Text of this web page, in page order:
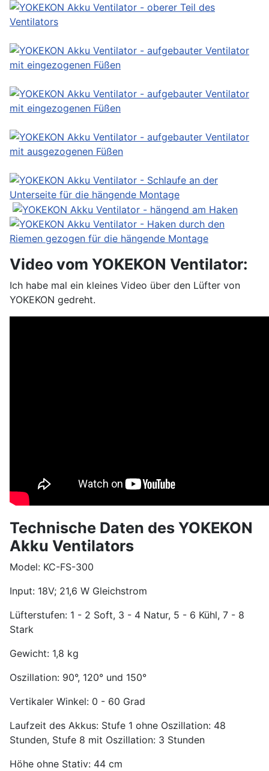
Video vom YOKEKON Ventilator:
Ich habe mal ein kleines Video über den Lüfter von
YOKEKON gedreht.
Technische Daten des YOKEKON
Akku Ventilators
Model: KC-FS-300
Input: 18V; 21,6 W Gleichstrom
Lüfterstufen: 1 - 2 Soft, 3 - 4 Natur, 5 - 6 Kühl, 7 - 8
Stark
Gewicht: 1,8 kg
Oszillation: 90°, 120° und 150°
Vertikaler Winkel: 0 - 60 Grad
Laufzeit des Akkus: Stufe 1 ohne Oszillation: 48
Stunden, Stufe 8 mit Oszillation: 3 Stunden
Höhe ohne Stativ: 44 cm